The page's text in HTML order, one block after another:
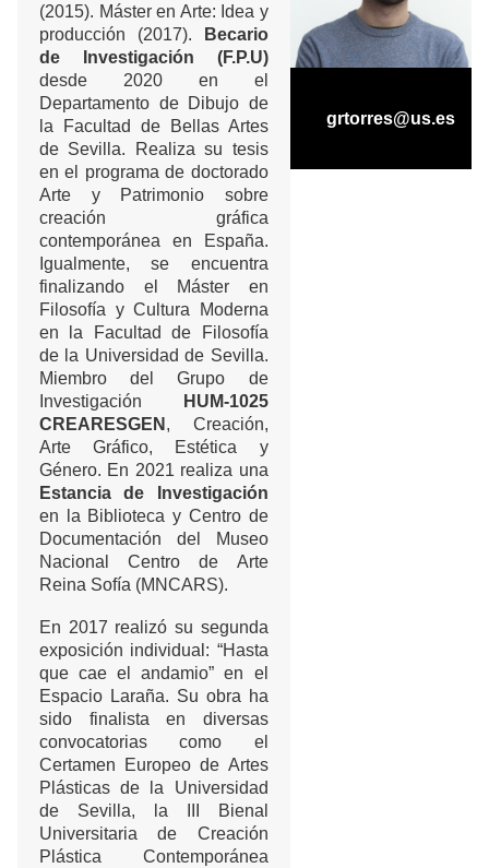
(2015). Máster en Arte: Idea y
producción (2017).
Becario
de Investigación (F.P.U)
desde 2020 en el
Departamento de Dibujo de
la Facultad de Bellas Artes
de Sevilla. Realiza su tesis
en el programa de doctorado
Arte y Patrimonio sobre
creación gráfica
contemporánea en España.
Igualmente, se encuentra
finalizando el Máster en
Filosofía y Cultura Moderna
en la Facultad de Filosofía
de la Universidad de Sevilla.
Miembro del Grupo de
Investigación
HUM-1025
CREARESGEN , Creación,
Arte Gráfico, Estética y
Género. En 2021 realiza una
Estancia de Investigación
en la Biblioteca y Centro de
Documentación del Museo
Nacional Centro de Arte
Reina Sofía (MNCARS).
En 2017 realizó su segunda
exposición individual: “Hasta
que cae el andamio” en el
Espacio Laraña. Su obra ha
sido finalista en diversas
convocatorias como el
Certamen Europeo de Artes
Plásticas de la Universidad
de Sevilla, la III Bienal
Universitaria de Creación
Plástica Contemporánea
grtorres@us.es